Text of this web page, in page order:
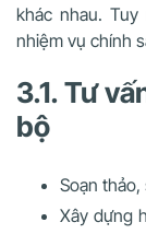
khác nhau.
nhiệm vụ chính
3.1. Tư
bộ
Soạn
Xây dựng